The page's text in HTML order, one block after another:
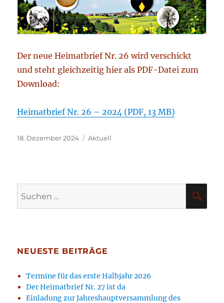
Der neue Heimatbrief Nr. 26 wird verschickt
und steht gleichzeitig hier als PDF-Datei zum
Download:
Heimatbrief Nr. 26 – 2024 (PDF, 13 MB)
Veröffentlicht
18. Dezember 2024 Kategorien
Aktuell
nach:
NEUESTE BEITRÄGE
Termine für das erste Halbjahr 2026
Der Heimatbrief Nr. 27 ist da
Einladung zur Jahreshauptversammlung des